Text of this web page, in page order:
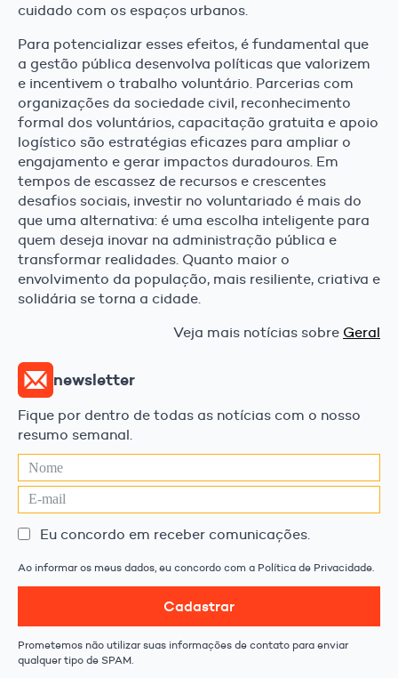
cuidado com os espaços urbanos.
Para potencializar esses efeitos, é fundamental que
a gestão pública desenvolva políticas que valorizem
e incentivem o trabalho voluntário. Parcerias com
organizações da sociedade civil, reconhecimento
formal dos voluntários, capacitação gratuita e apoio
logístico são estratégias eficazes para ampliar o
engajamento e gerar impactos duradouros. Em
tempos de escassez de recursos e crescentes
desafios sociais, investir no voluntariado é mais do
que uma alternativa: é uma escolha inteligente para
quem deseja inovar na administração pública e
transformar realidades. Quanto maior o
envolvimento da população, mais resiliente, criativa e
solidária se torna a cidade.
Veja mais notícias sobre Geral
newsletter
Fique por dentro de todas as notícias com o nosso
resumo semanal.
Eu concordo em receber comunicações.
Ao informar os meus dados, eu concordo com a Política de Privacidade.
Cadastrar
Prometemos não utilizar suas informações de contato para enviar
qualquer tipo de SPAM.